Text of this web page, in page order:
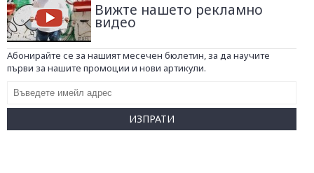
Вижте нашето рекламно
видео
Абонирайте се за нашият месечен бюлетин, за да научите
първи за нашите промоции и нови артикули.
ИЗПРАТИ